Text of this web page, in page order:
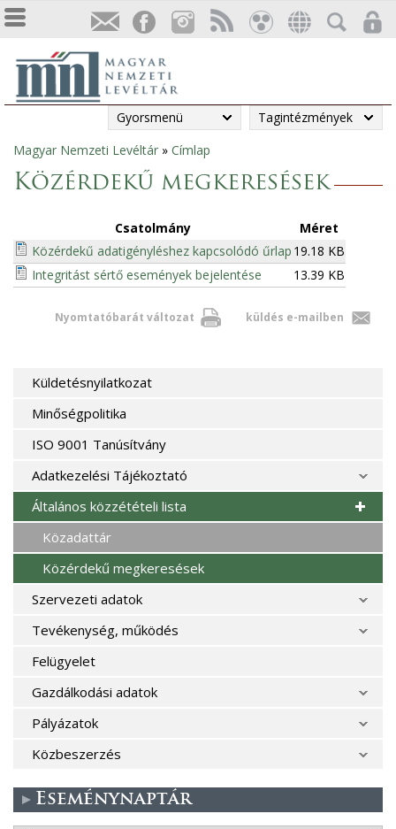
Gyorsmenü Tagintézmények
Jelenlegi
hely
Magyar Nemzeti Levéltár » Címlap
Közérdekű megkeresések
Csatolmány
Méret
Közérdekű adatigényléshez kapcsolódó űrlap 19.18 KB
Integritást sértő események bejelentése
13.39 KB
Nyomtatóbarát változat küldés e-mailben
Küldetésnyilatkozat
Minőségpolitika
ISO 9001 Tanúsítvány
Adatkezelési Tájékoztató
Általános közzétételi lista
Közadattár
Közérdekű megkeresések
Szervezeti adatok
Tevékenység, működés
Felügyelet
Gazdálkodási adatok
Pályázatok
Közbeszerzés
Eseménynaptár